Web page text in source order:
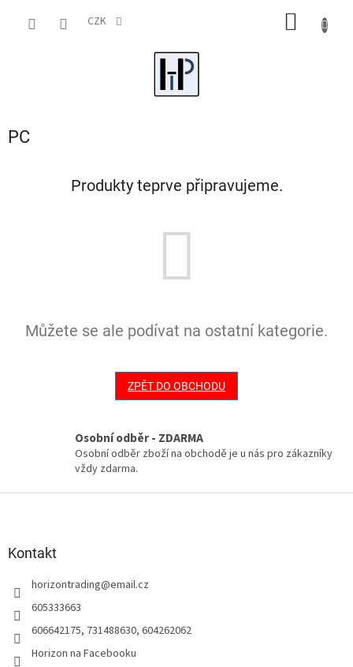
CZK
PC
Produkty teprve připravujeme.
Můžete se ale podívat na ostatní kategorie.
ZPĚT DO OBCHODU
Osobní odběr - ZDARMA
Osobní odběr zboží na obchodě je u nás pro zákazníky
vždy zdarma.
Kontakt
horizontrading@email.cz
605333663
606642175, 731488630, 604262062
Horizon na Facebooku